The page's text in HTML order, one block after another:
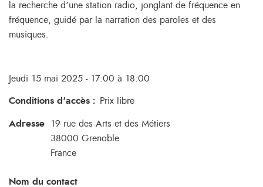
la recherche d’une station radio, jonglant de fréquence en
fréquence, guidé par la narration des paroles et des
musiques.
Jeudi 15 mai 2025 - 17:00 à 18:00
Conditions d'accès : Prix libre
Adresse
19 rue des Arts et des Métiers
38000 Grenoble
France
Nom du contact